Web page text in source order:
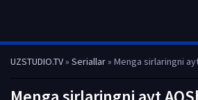
UZSTUDIO.TV» Seriallar» Menga sirlaringni ayt AQSh seriali Barcha qismlar